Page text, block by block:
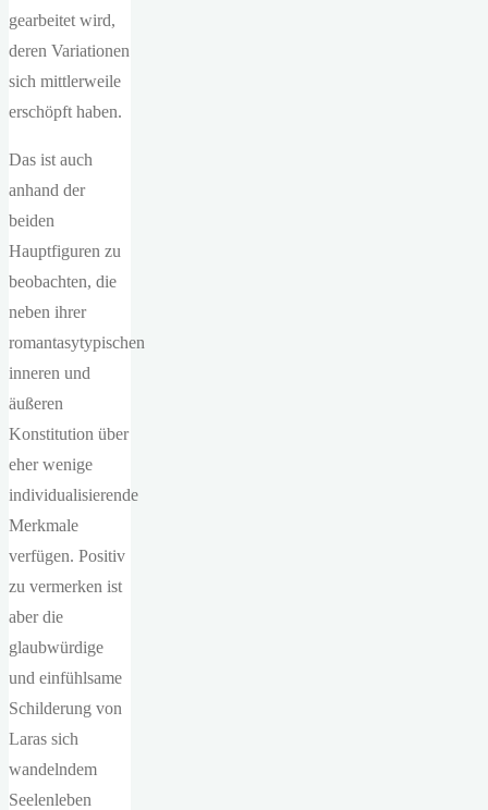
gearbeitet wird,
deren Variationen
sich mittlerweile
erschöpft haben.
Das ist auch
anhand der
beiden
Hauptfiguren zu
beobachten, die
neben ihrer
romantasytypischen
inneren und
äußeren
Konstitution über
eher wenige
individualisierende
Merkmale
verfügen. Positiv
zu vermerken ist
aber die
glaubwürdige
und einfühlsame
Schilderung von
Laras sich
wandelndem
Seelenleben